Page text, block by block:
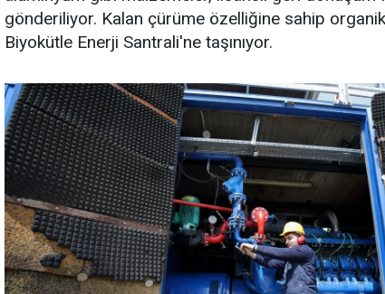
gönderiliyor. Kalan çürüme özelliğine sahip
Biyokütle Enerji Santrali'ne taşınıyor.